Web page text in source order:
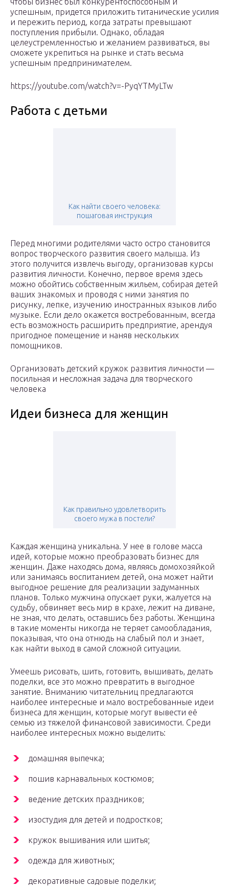
успешным, придется приложить титанические усилия
и пережить период, когда затраты превышают
поступления прибыли. Однако, обладая
целеустремленностью и желанием развиваться, вы
сможете укрепиться на рынке и стать весьма
успешным предпринимателем.
https://youtube.com/watch?v=-PyqYTMyLTw
Работа с детьми
Как найти своего человека:
пошаговая инструкция
Перед многими родителями часто остро становится
вопрос творческого развития своего малыша. Из
этого получится извлечь выгоду, организовав курсы
развития личности. Конечно, первое время здесь
можно обойтись собственным жильем, собирая детей
ваших знакомых и проводя с ними занятия по
рисунку, лепке, изучению иностранных языков либо
музыке. Если дело окажется востребованным, всегда
есть возможность расширить предприятие, арендуя
пригодное помещение и наняв нескольких
помощников.
Организовать детский кружок развития личности —
посильная и несложная задача для творческого
человека
Идеи бизнеса для женщин
Как правильно удовлетворить
своего мужа в постели?
Каждая женщина уникальна. У нее в голове масса
идей, которые можно преобразовать бизнес для
женщин. Даже находясь дома, являясь домохозяйкой
или занимаясь воспитанием детей, она может найти
выгодное решение для реализации задуманных
планов. Только мужчина опускает руки, жалуется на
судьбу, обвиняет весь мир в крахе, лежит на диване,
не зная, что делать, оставшись без работы. Женщина
в такие моменты никогда не теряет самообладания,
показывая, что она отнюдь на слабый пол и знает,
как найти выход в самой сложной ситуации.
Умеешь рисовать, шить, готовить, вышивать, делать
поделки, все это можно превратить в выгодное
занятие. Вниманию читательниц предлагаются
наиболее интересные и мало востребованные идеи
бизнеса для женщин, которые могут вывести её
семью из тяжелой финансовой зависимости. Среди
наиболее интересных можно выделить:
домашняя выпечка;
пошив карнавальных костюмов;
ведение детских праздников;
изостудия для детей и подростков;
кружок вышивания или шитья;
одежда для животных;
декоративные садовые поделки;